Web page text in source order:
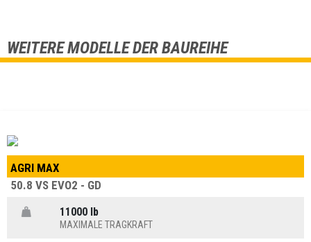
WEITERE MODELLE DER BAUREIHE
AGRI MAX
50.8 VS EVO2 - GD
11000 lb
MAXIMALE TRAGKRAFT